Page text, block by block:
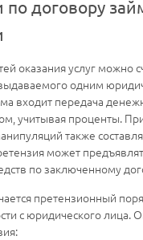
по договору
оказания услуг можно
одним
входит передача
учитывая проценты.
также
может
по заключенному
претензионный
с юридического лица.